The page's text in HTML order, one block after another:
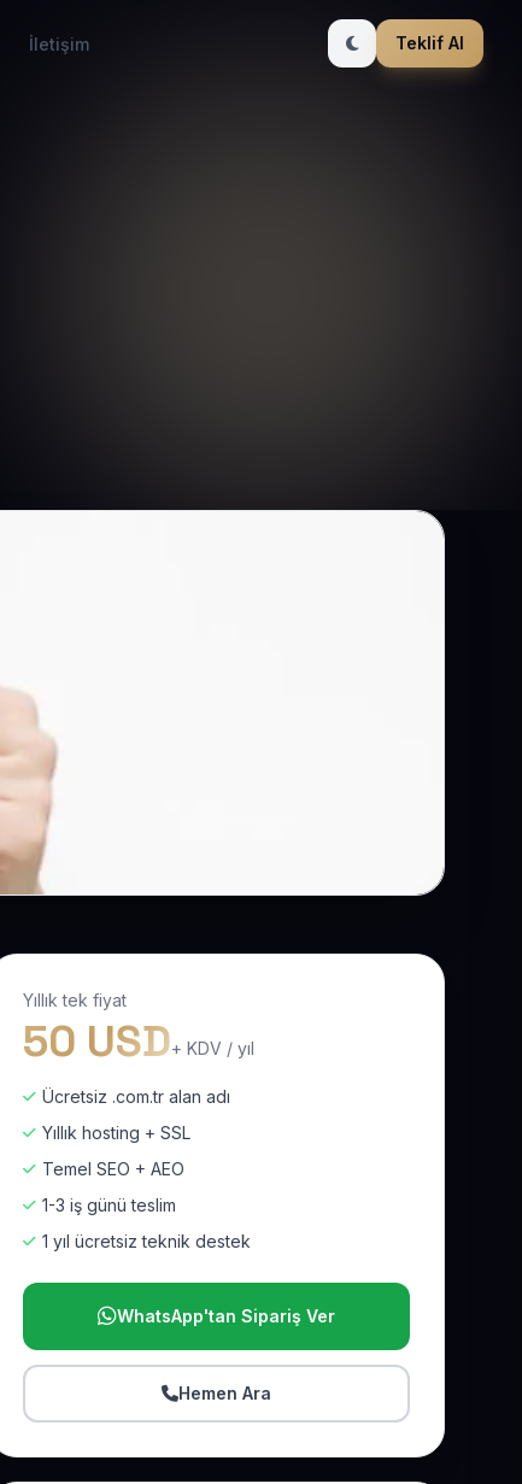
İletişim Teklif Al
Yıllık tek fiyat
50 USD+ KDV / yıl
Ücretsiz .com.tr alan adı
Yıllık hosting + SSL
Temel SEO + AEO
1-3 iş günü teslim
1 yıl ücretsiz teknik destek
WhatsApp'tan Sipariş Ver
Hemen Ara